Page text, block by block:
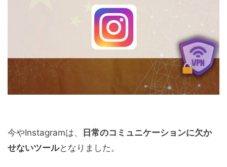
今やInstagramは、
日常のコミュニケーションに欠か
せないツールとなりました。